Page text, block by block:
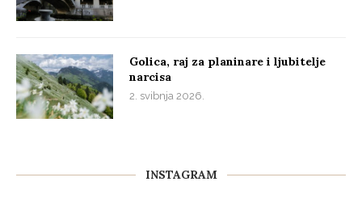
Golica, raj za planinare i ljubitelje
narcisa
2. svibnja 2026.
INSTAGRAM